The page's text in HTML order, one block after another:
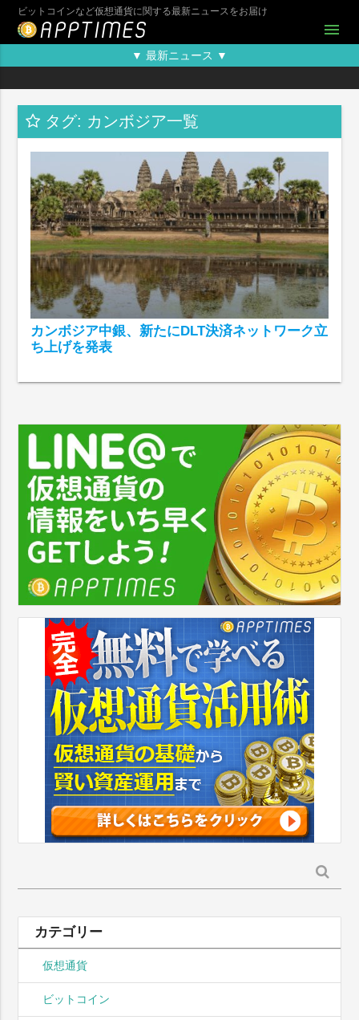
ビットコインなど仮想通貨に関する最新ニュースをお届け
menu
▼ 最新ニュース ▼
タグ: カンボジア一覧
カンボジア中銀、新たにDLT決済ネットワーク立
ち上げを発表
索:
カテゴリー
仮想通貨
ビットコイン